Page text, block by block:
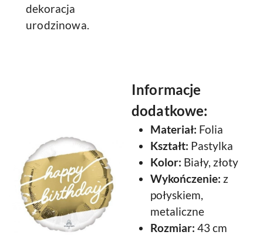
dekoracja
urodzinowa.
Informacje
dodatkowe:
Materiał: Folia
Kształt: Pastylka
Kolor: Biały, złoty
Wykończenie: z
połyskiem,
metaliczne
Rozmiar: 43 cm